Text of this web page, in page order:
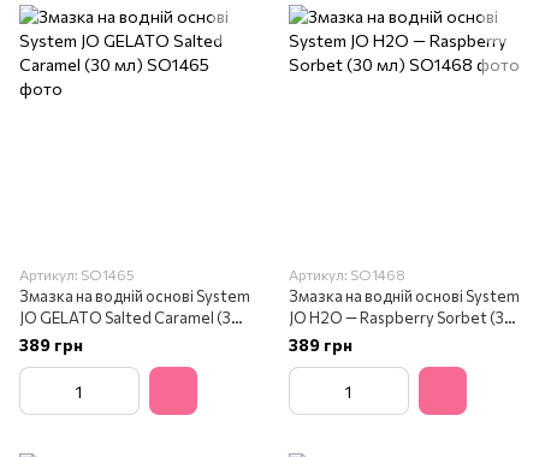
Артикул: SO1465
Змазка на водній основі System
JO GELATO Salted Caramel (30
мл)
389 грн
Артикул: SO1468
Змазка на водній основі System
JO H2O — Raspberry Sorbet (30
мл)
389 грн